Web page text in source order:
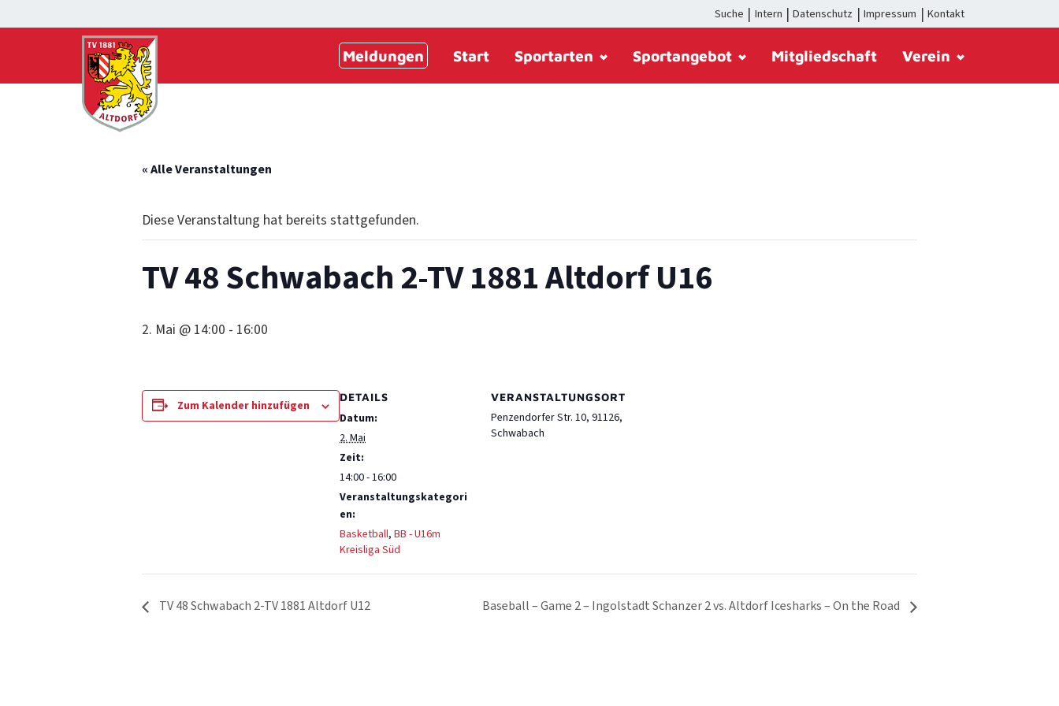
Suche Intern Datenschutz Impressum Kontakt
Meldungen Start Sportarten Sportangebot Mitgliedschaft Verein
« Alle Veranstaltungen
Diese Veranstaltung hat bereits stattgefunden.
TV 48 Schwabach 2‑TV 1881 Altdorf U16
2. Mai @ 14:00 - 16:00
Zum Kalender hinzufügen
DETAILS
Datum:
2. Mai
Zeit:
14:00 - 16:00
Veranstaltungskategori
en:
Basketball, BB - U16m
Kreisliga Süd
VERANSTALTUNGSORT
Penzendorfer Str. 10, 91126,
Schwabach
TV 48 Schwabach 2‑TV 1881 Altdorf U12 Baseball – Game 2 – Ingolstadt Schanzer 2 vs. Altdorf Icesharks – On the Road